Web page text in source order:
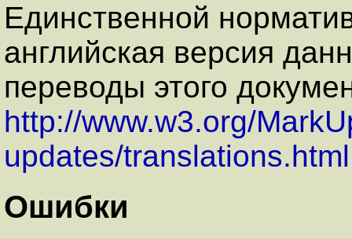
Единственной
английская версия
переводы этого
http://www.w3.org/
updates/translations.html
Ошибки